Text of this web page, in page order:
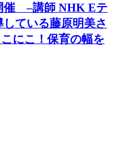
催 –講師 NHK Eテ
ている藤原明美さ
にこ！保育の幅を